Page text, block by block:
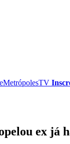
MetrópolesTV
ex já